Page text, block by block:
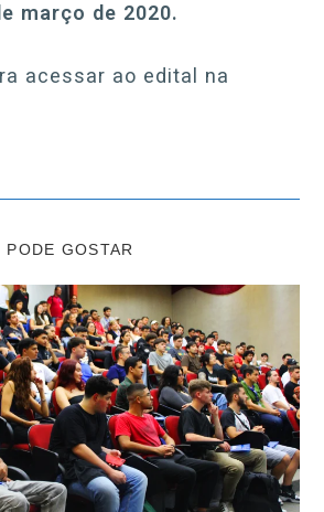
março de 2020.
acessar ao edital na
PODE GOSTAR